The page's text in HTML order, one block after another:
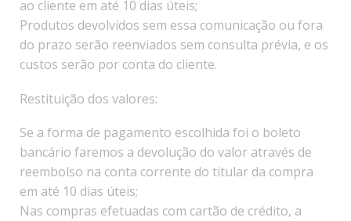
ao cliente em até 10 dias úteis;
Produtos devolvidos sem essa comunicação ou fora
do prazo serão reenviados sem consulta prévia, e os
custos serão por conta do cliente.
Restituição dos valores:
Se a forma de pagamento escolhida foi o boleto
bancário faremos a devolução do valor através de
reembolso na conta corrente do titular da compra
em até 10 dias úteis;
Nas compras efetuadas com cartão de crédito, a